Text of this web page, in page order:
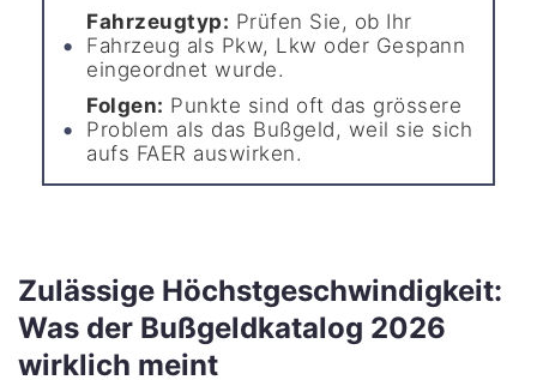
Fahrzeugtyp: Prüfen Sie, ob Ihr
Fahrzeug als Pkw, Lkw oder Gespann
eingeordnet wurde.
Folgen: Punkte sind oft das grössere
Problem als das Bußgeld, weil sie sich
aufs FAER auswirken.
Zulässige Höchstgeschwindigkeit:
Was der Bußgeldkatalog 2026
wirklich meint